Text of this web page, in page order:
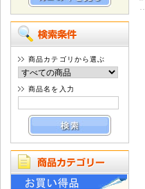
商品カテゴリから選ぶ
商品名を入力